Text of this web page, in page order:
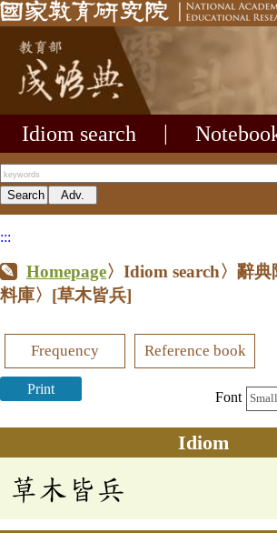
Idiom search
:::
Homepage〉Idiom search〉辭
料庫〉 [草木皆兵]
Frequency Reference book
Print
Font Small
Idiom
草木皆兵